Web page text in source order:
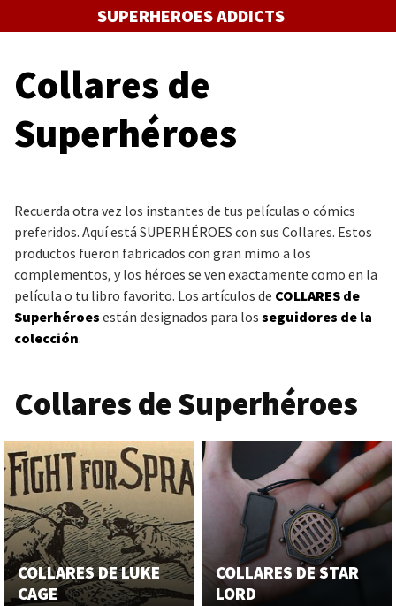
al
SUPERHEROES ADDICTS
Collares de
Superhéroes
Recuerda otra vez los instantes de tus películas o cómics
preferidos. Aquí está SUPERHÉROES con sus Collares. Estos
productos fueron fabricados con gran mimo a los
complementos, y los héroes se ven exactamente como en la
película o tu libro favorito. Los artículos de COLLARES de
Superhéroes están designados para los seguidores de la
colección.
Collares de Superhéroes
COLLARES DE LUKE
CAGE
COLLARES DE STAR
LORD